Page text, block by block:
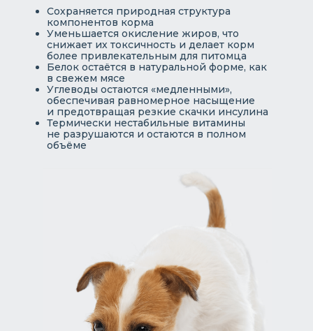
Сохраняется природная структура
компонентов корма
Уменьшается окисление жиров, что
снижает их токсичность и делает корм
более привлекательным для питомца
Белок остаётся в натуральной форме, как
в свежем мясе
Углеводы остаются «медленными»,
обеспечивая равномерное насыщение
и предотвращая резкие скачки инсулина
Термически нестабильные витамины
не разрушаются и остаются в полном
объёме